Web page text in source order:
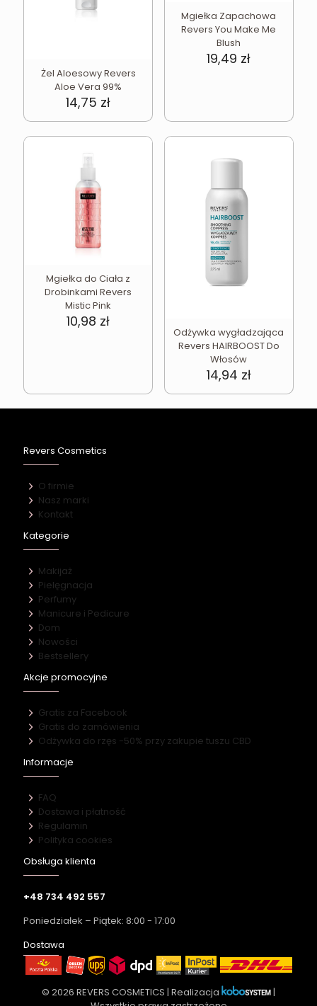
Żel Aloesowy Revers
Aloe Vera 99%
14,75 zł
Mgiełka Zapachowa
Revers You Make Me
Blush
19,49 zł
Mgiełka do Ciała z
Drobinkami Revers
Mistic Pink
10,98 zł
Odżywka wygładzająca
Revers HAIRBOOST Do
Włosów
14,94 zł
Revers Cosmetics
O firmie
Nasz marki
Kontakt
Kategorie
Makijaż
Pielęgnacja
Perfumy
Manicure i Pedicure
Dom
Nowości
Bestsellery
Akcje promocyjne
Gratis za Facebook
Gratis do zamówienia
Odżywka do rzęs -50% przy zakupie tuszu CBD
Informacje
FAQ
Dostawa i płatność
Regulamin
Polityka cookies
Obsługa klienta
+48 734 492 557
Poniedziałek – Piątek: 8:00 - 17:00
Dostawa
© 2026 REVERS COSMETICS | Realizacja
|